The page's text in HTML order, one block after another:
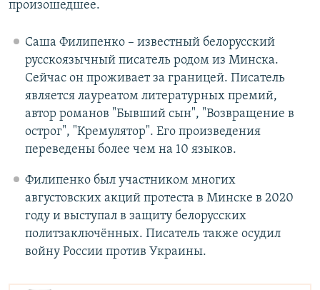
произошедшее.
Саша Филипенко – известный белорусский
русскоязычный писатель родом из Минска.
Сейчас он проживает за границей. Писатель
является лауреатом литературных премий,
автор романов "Бывший сын", "Возвращение в
острог", "Кремулятор". Его произведения
переведены более чем на 10 языков.
Филипенко был участником многих
августовских акций протеста в Минске в 2020
году и выступал в защиту белорусских
политзаключённых. Писатель также осудил
войну России против Украины.